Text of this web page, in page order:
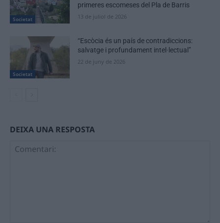
Societat
primeres escomeses del Pla de Barris
13 de juliol de 2026
Societat
“Escòcia és un país de contradiccions:
salvatge i profundament intel·lectual”
22 de juny de 2026
DEIXA UNA RESPOSTA